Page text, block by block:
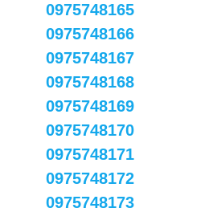
0975748165
0975748166
0975748167
0975748168
0975748169
0975748170
0975748171
0975748172
0975748173